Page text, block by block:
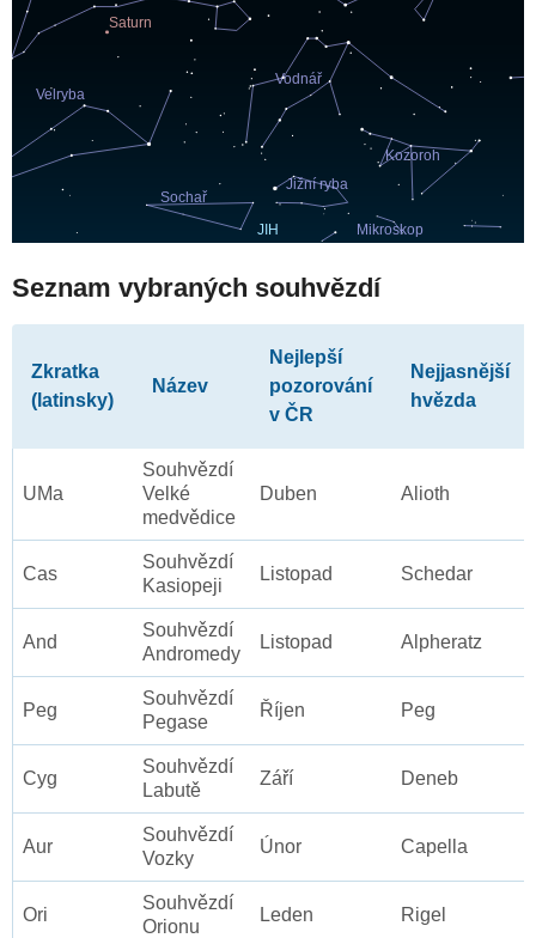
Seznam vybraných souhvězdí
Zkratka
(latinsky)
Název
Nejlepší
pozorování
v ČR
Nejjasnější
hvězda
UMa
Souhvězdí
Velké
medvědice
Duben Alioth
Cas
Souhvězdí
Kasiopeji
Listopad Schedar
And
Souhvězdí
Andromedy
Listopad Alpheratz
Peg
Souhvězdí
Pegase
Říjen Peg
Cyg
Souhvězdí
Labutě
Září Deneb
Aur
Souhvězdí
Vozky
Únor Capella
Ori
Souhvězdí
Orionu
Leden Rigel